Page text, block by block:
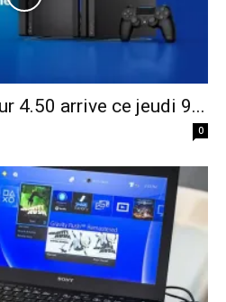
4.50 arrive ce jeudi 9...
0